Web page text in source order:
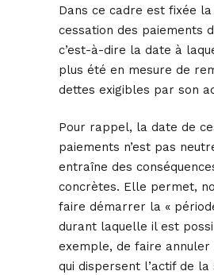
Dans ce cadre est fixée
cessation des paiements
c’est-à-dire la date à
plus été en mesure de
dettes exigibles par son
Pour rappel, la date de
paiements n’est pas
entraîne des
concrètes. Elle permet,
faire démarrer la «
durant laquelle il est
exemple, de faire
qui dispersent l’actif de la